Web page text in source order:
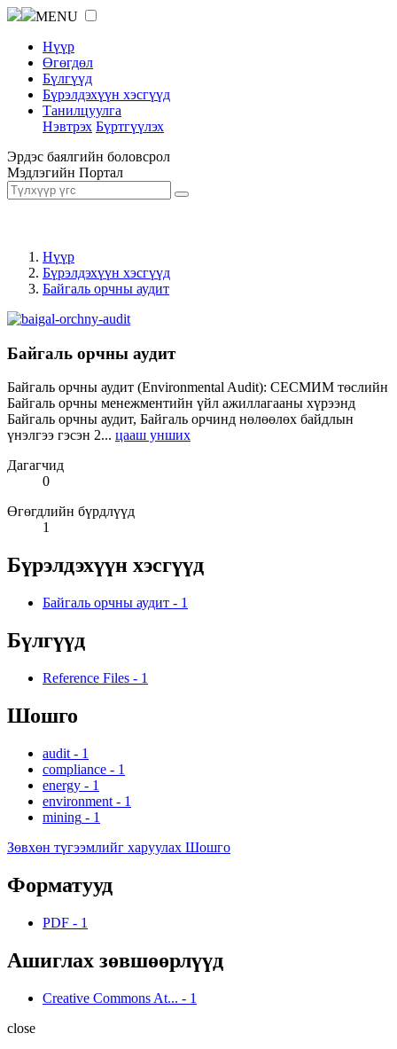
MENU
Нүүр
Өгөгдөл
Бүлгүүд
Бүрэлдэхүүн хэсгүүд
Танилцуулга
Нэвтрэх Бүртгүүлэх
Эрдэс баялгийн боловсрол
Мэдлэгийн Портал
Нүүр
Бүрэлдэхүүн хэсгүүд
Байгаль орчны аудит
Байгаль орчны аудит
Байгаль орчны аудит (Environmental Audit): СЕСМИМ төслийн
Байгаль орчны менежментийн үйл ажиллагааны хүрээнд
Байгаль орчны аудит, Байгаль орчинд нөлөөлөх байдлын
үнэлгээ гэсэн 2... цааш унших
Дагагчид
0
Өгөгдлийн бүрдлүүд
1
Бүрэлдэхүүн хэсгүүд
Байгаль орчны аудит - 1
Бүлгүүд
Reference Files - 1
Шошго
audit - 1
compliance - 1
energy - 1
environment - 1
mining - 1
Зөвхөн түгээмлийг харуулах Шошго
Форматууд
PDF - 1
Ашиглах зөвшөөрлүүд
Creative Commons At... - 1
close